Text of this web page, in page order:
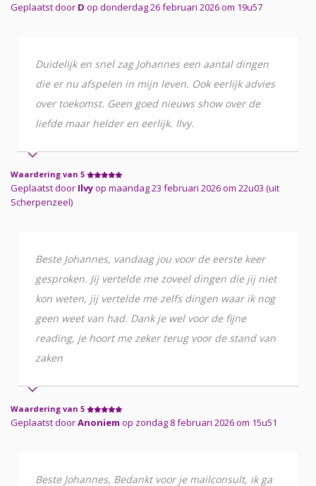
Geplaatst door D op donderdag 26 februari 2026 om 19u57
Duidelijk en snel zag Johannes een aantal dingen
die er nu afspelen in mijn leven. Ook eerlijk advies
over toekomst. Geen goed nieuws show over de
liefde maar helder en eerlijk. Ilvy.
Waardering van 5
Geplaatst door Ilvyop maandag 23 februari 2026 om 22u03 (uit
Scherpenzeel)
Beste Johannes, vandaag jou voor de eerste keer
gesproken. Jij vertelde me zoveel dingen die jij niet
kon weten, jij vertelde me zelfs dingen waar ik nog
geen weet van had. Dank je wel voor de fijne
reading, je hoort me zeker terug voor de stand van
zaken
Waardering van 5
Geplaatst doorAnoniem op zondag 8 februari 2026 om 15u51
Beste Johannes, Bedankt voor je mailconsult, ik ga